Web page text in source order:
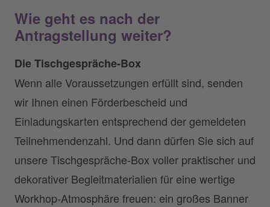
Wie geht es nach der
Antragstellung weiter?
Die Tischgespräche-Box
Wenn alle Voraussetzungen erfüllt sind, senden
wir Ihnen einen Förderbescheid und
Einladungskarten entsprechend der gemeldeten
Teilnehmendenzahl. Und dann dürfen Sie sich auf
unsere Tischgespräche-Box voller praktischer und
dekorativer Begleitmaterialien für eine wertige
Workhop-Atmosphäre freuen: ein großes Banner